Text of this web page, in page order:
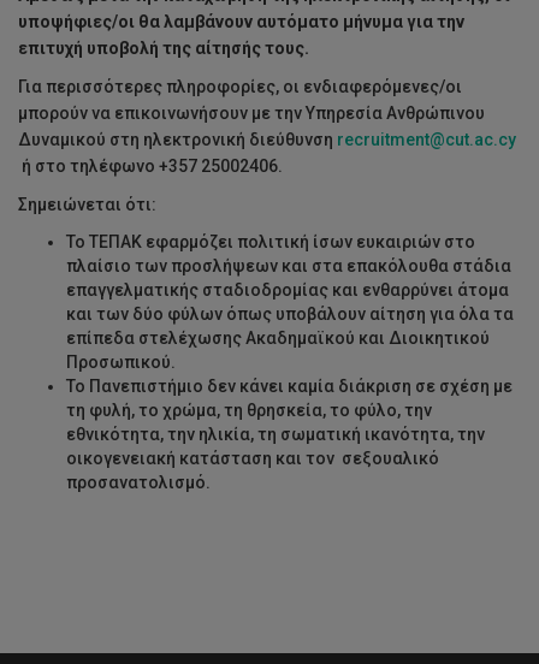
υποψήφιες/οι θα λαμβάνουν αυτόματο μήνυμα για την
επιτυχή υποβολή της αίτησής τους.
Για περισσότερες πληροφορίες, οι ενδιαφερόμενες/οι
μπορούν να επικοινωνήσουν με την Υπηρεσία Ανθρώπινου
Δυναμικού στη ηλεκτρονική διεύθυνση recruitment@cut.ac.cy
ή στο τηλέφωνο +357 25002406.
Σημειώνεται ότι:
Το ΤΕΠΑΚ εφαρμόζει πολιτική ίσων ευκαιριών στο
πλαίσιο των προσλήψεων και στα επακόλουθα στάδια
επαγγελματικής σταδιοδρομίας και ενθαρρύνει άτομα
και των δύο φύλων όπως υποβάλουν αίτηση για όλα τα
επίπεδα στελέχωσης Ακαδημαϊκού και Διοικητικού
Προσωπικού.
Το Πανεπιστήμιο δεν κάνει καμία διάκριση σε σχέση με
τη φυλή, το χρώμα, τη θρησκεία, το φύλο, την
εθνικότητα, την ηλικία, τη σωματική ικανότητα, την
οικογενειακή κατάσταση και τον σεξουαλικό
προσανατολισμό.